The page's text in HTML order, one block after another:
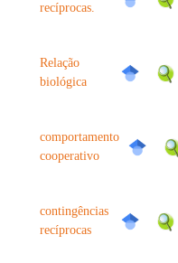
recíprocas.
Relação
biológica
comportamento
cooperativo
contingências
recíprocas